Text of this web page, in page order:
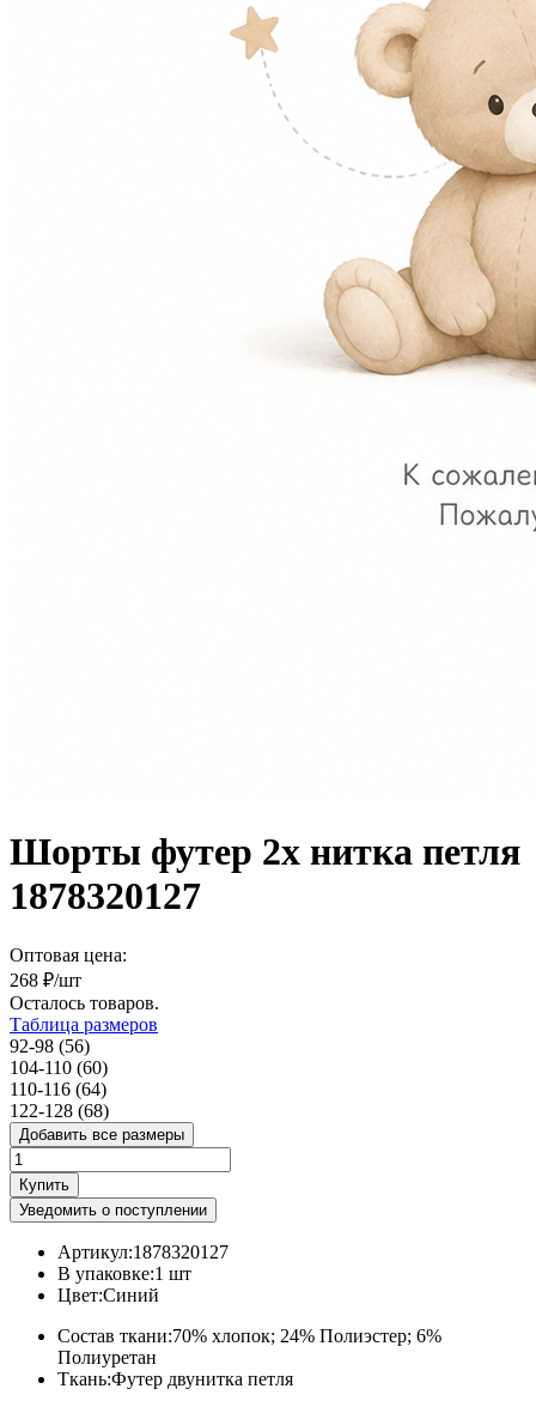
Шорты футер 2х нитка петля
1878320127
Оптовая цена:
268 ₽/шт
Осталось товаров.
Таблица размеров
92-98 (56)
104-110 (60)
110-116 (64)
122-128 (68)
Добавить все размеры
Купить
Уведомить о поступлении
Артикул:1878320127
В упаковке:1 шт
Цвет:Синий
Состав ткани:70% хлопок; 24% Полиэстер; 6%
Полиуретан
Ткань:Футер двунитка петля